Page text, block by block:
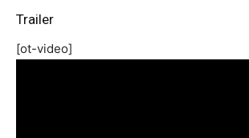
Trailer
[ot-video]